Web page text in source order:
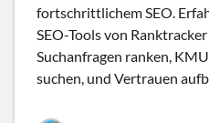
fortschrittlichem SEO.
SEO-Tools von
Suchanfragen ranken,
suchen, und Vertrauen